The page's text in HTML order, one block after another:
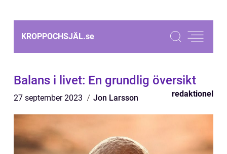
KROPPOCHSJÄL.se
Balans i livet: En grundlig översikt
27 september 2023 Jon Larsson redaktionel